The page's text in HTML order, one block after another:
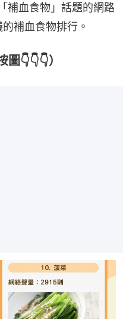
補血食物」話題的網路
補血食物排行。
👇👇👇）